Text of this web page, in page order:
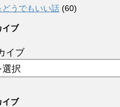
どうでもいい話 (60)
イブ
イブ
イブ